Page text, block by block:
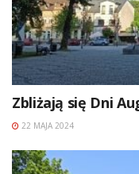
Zbliżają się Dni
22 MAJA 2024